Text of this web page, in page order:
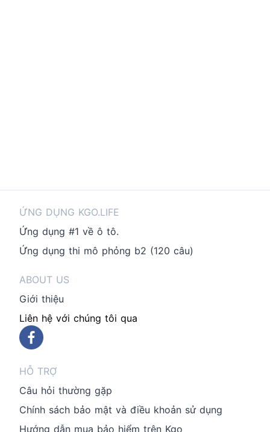
ỨNG DỤNG KGO.LIFE
Ứng dụng #1 về ô tô.
Ứng dụng thi mô phỏng b2 (120 câu)
ABOUT US
Giới thiệu
Liên hệ với chúng tôi qua
HỖ TRỢ
Câu hỏi thường gặp
Chính sách bảo mật và điều khoản sử dụng
Hướng dẫn mua bảo hiểm trên Kgo